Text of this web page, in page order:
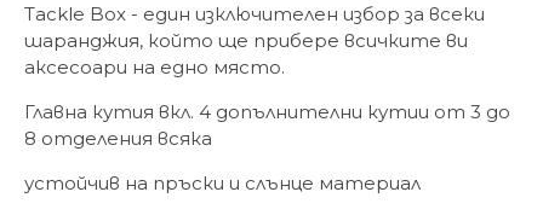
Tackle Box - eдин изключителен избор за всеки
шаранджия, който ще прибере всичките ви
аксесоари на едно място.
Главна кутия вкл. 4 допълнителни кутии от 3 до
8 отделения всяка
устойчив на пръски и слънце материал